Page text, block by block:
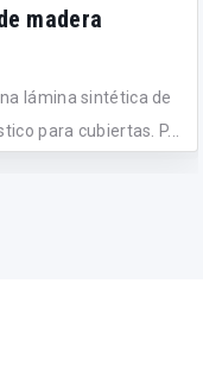
madera
lámina sintética de
para cubiertas. P...